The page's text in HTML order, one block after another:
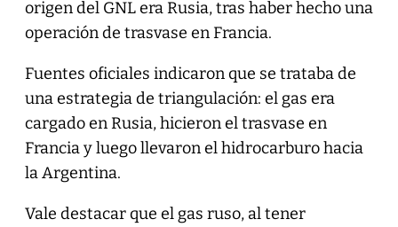
origen del GNL era Rusia, tras haber hecho una
operación de trasvase en Francia.
Fuentes oficiales indicaron que se trataba de
una estrategia de triangulación: el gas era
cargado en Rusia, hicieron el trasvase en
Francia y luego llevaron el hidrocarburo hacia
la Argentina.
Vale destacar que el gas ruso, al tener